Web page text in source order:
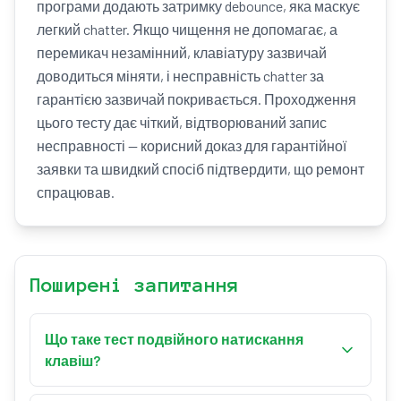
програми додають затримку debounce, яка маскує
легкий chatter. Якщо чищення не допомагає, а
перемикач незамінний, клавіатуру зазвичай
доводиться міняти, і несправність chatter за
гарантією зазвичай покривається. Проходження
цього тесту дає чіткий, відтворюваний запис
несправності — корисний доказ для гарантійної
заявки та швидкий спосіб підтвердити, що ремонт
спрацював.
Поширені запитання
Що таке тест подвійного натискання
клавіш?
Тест подвійного натискання клавіш — це